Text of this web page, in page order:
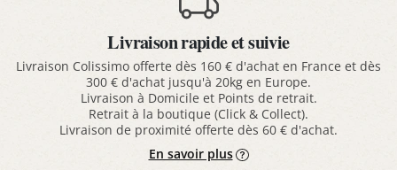
Livraison rapide et suivie
Livraison Colissimo offerte dès 160 € d'achat en France et dès
300 € d'achat jusqu'à 20kg en Europe.
Livraison à Domicile et Points de retrait.
Retrait à la boutique (Click & Collect).
Livraison de proximité offerte dès 60 € d'achat.
En savoir plus